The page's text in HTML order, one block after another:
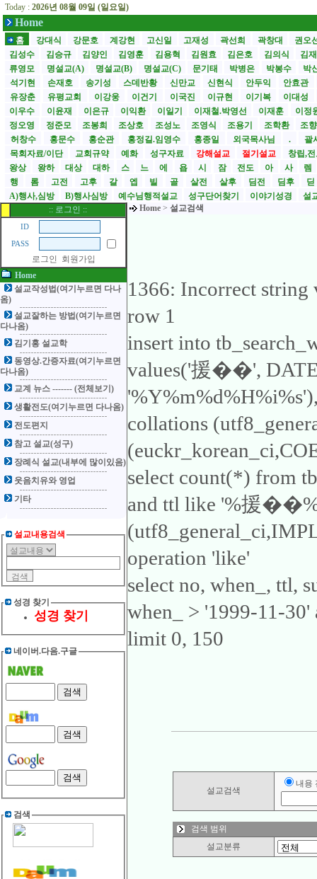
Today : 2026년 08월 09일 (일요일)
Home
홈 강대식 강문호 계강현 고신일 고재성 곽선희 곽창대
권오
김성수
김승규 김양인 김영훈 김용혁 김원효 김은호 김의식
김
류영모
명설교(A) 명설교(B) 명설교(C) 문기태 박병은 박봉수
박
석기현
손재호 송기성 스데반황 신만교 신현식 안두익
안효관
유장춘
유평교회 이강웅 이건기 이국진 이규현 이기복
이대성
이우수
이윤재 이은규 이익환 이일기 이재철.박영선 이재훈
이정
정오영
정준모 조봉희 조상호 조성노 조영식 조용기 조학환
조
허창수
홍문수 홍순관 홍정길.임영수 홍종일 외국목사님 .
괄
목회자료/이단
교회규약 예화 성구자료 강해설교 절기설교
창립,
왕상
왕하 대상 대하 스 느 에 욥 시 잠 전도 아 사
렘
행
롬 고전 고후 갈 엡 빌 골 살전 살후 딤전 딤후
딛
A)행사,심방
B)행사심방 예수님행적설교 성구단어찾기 이야기성경
설
:: 로그인 ::
ID
PASS
로그인
회원가입
Home
설교작성법(여기누르면 다나
옴)
설교잘하는 방법(여기누르면
다나옴)
김기홍 설교학
동영상.간증자료(여기누르면
다나옴)
교계 뉴스 ------- (전체보기)
생활전도(여기누르면 다나옴)
전도편지
참고 설교(성구)
장례식 설교(내부에 많이있음)
웃음치유와 영업
기타
설교내용검색
성경 찾기
성경 찾기
네이버.다음.구글
검색
Home > 설교검색
1366: Incorrect
row 1
insert into
values('援��',
collations
select count(*) from
and ttl like '%援
operation 'like'
select no, when_, ttl,
when_ > '1999-11-
limit 0, 150
설교검색
내용
검색 범위
설교분류